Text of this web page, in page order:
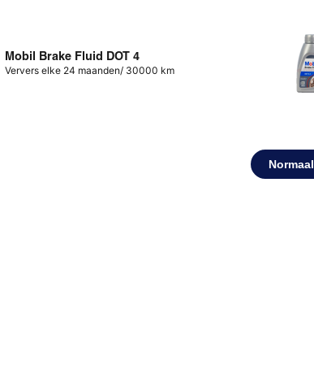
Mobil Brake Fluid DOT 4
Ververs elke 24 maanden/ 30000 km
Normaal